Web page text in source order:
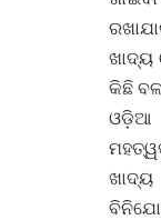
ଖାଦ୍ୟ
କିଛି
ଓଡ଼ିଆ